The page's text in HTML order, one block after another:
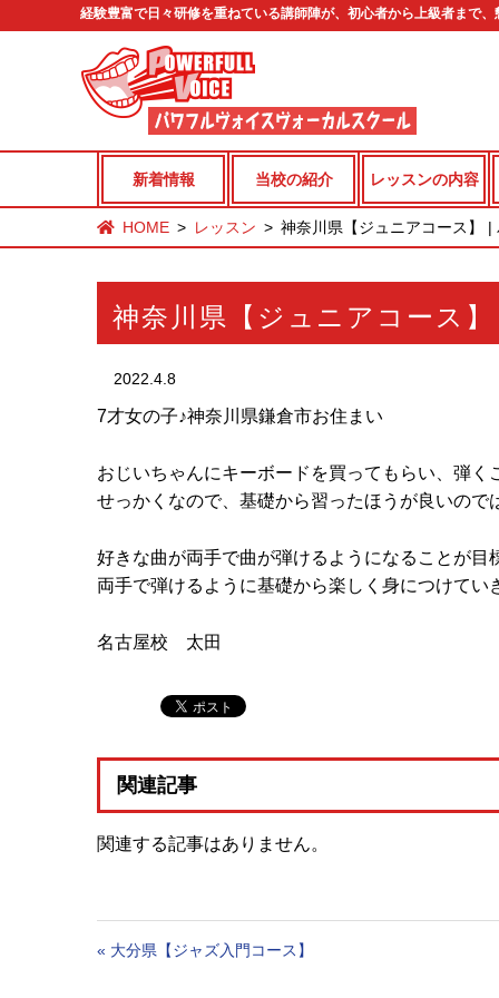
経験豊富で日々研修を重ねている講師陣が、初心者から上級者まで
新着情報 当校の紹介 レッスンの内容
HOME レッスン 神奈川県【ジュニアコース】
神奈川県【ジュニアコース】
2022.4.8
7才女の子♪神奈川県鎌倉市お住まい
おじいちゃんにキーボードを買ってもらい、弾
せっかくなので、基礎から習ったほうが良いので
好きな曲が両手で曲が弾けるようになることが目
両手で弾けるように基礎から楽しく身につけてい
名古屋校 太田
関連記事
関連する記事はありません。
« 大分県【ジャズ入門コース】